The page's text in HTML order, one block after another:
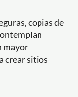
copias de
mayor
crear sitios